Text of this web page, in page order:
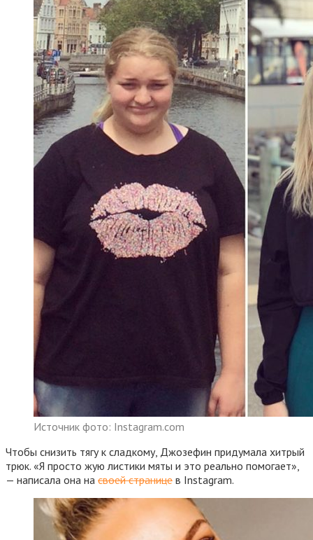
Источник фото: Instagram.com
Чтобы снизить тягу к сладкому, Джозефин придумала хитрый
трюк. «Я просто жую листики мяты и это реально помогает»,
— написала она на своей странице в Instagram.